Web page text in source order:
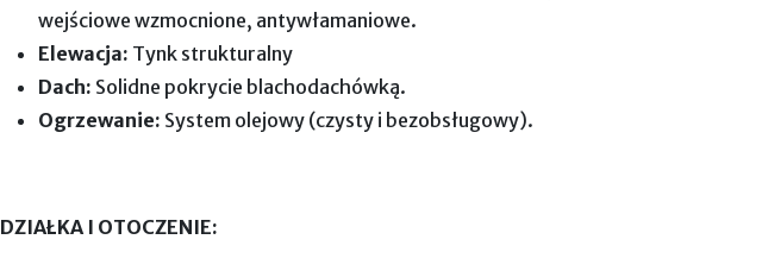
wejściowe wzmocnione, antywłamaniowe.
Elewacja: Tynk strukturalny
Dach: Solidne pokrycie blachodachówką.
Ogrzewanie: System olejowy (czysty i bezobsługowy).
DZIAŁKA I OTOCZENIE: